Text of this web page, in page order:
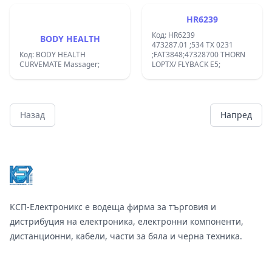
BODY HEALTH
Код: BODY HEALTH
CURVEMATE Massager;
HR6239
Код: HR6239
473287.01 ;534 TX 0231
;FAT3848;47328700 THORN
LOPTX/ FLYBACK E5;
Назад Напред
КСП-Електроникс е водеща фирма за търговия и
дистрибуция на електроника, електронни компоненти,
дистанционни, кабели, части за бяла и черна техника.